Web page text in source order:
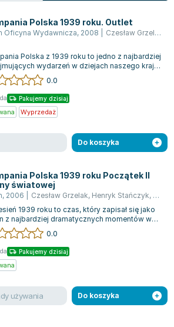
dla studentów
dla studentów
dla studentów
studentów
- książki
- książki
- metodyka
i materiały pomocnicze
Polska 1939 roku. Outlet
Oficyna Wydawnicza, 2008 Czesław Grzelak
Polska z 1939 roku to jedno z najbardziej
wydarzeń w dziejach naszego kraju.
niespodziewanie zaatak...
0.0
Pakujemy dzisiaj
Wyprzedaż
Do koszyka
Polska 1939 roku Początek II
światowej
, 2006 Czesław Grzelak, Henryk Stańczyk, C
1939 roku to czas, który zapisał się jako
z najbardziej dramatycznych momentów w
Polski. Nasz kraj nagle s...
0.0
Pakujemy dzisiaj
używania Do koszyka